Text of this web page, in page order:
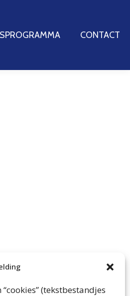
(tekstbestandjes
CONTACT
CONTACT